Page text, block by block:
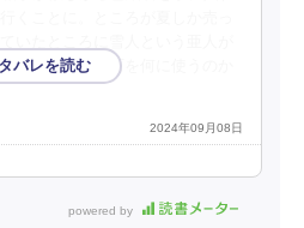
ることに。魔石を何に使うのか
2024年09月08日
powered by